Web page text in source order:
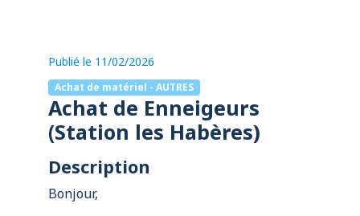
Publié le 11/02/2026
Achat de matériel - AUTRES
Achat de Enneigeurs
(Station les Habères)
Description
Bonjour,